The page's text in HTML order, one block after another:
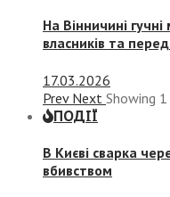
На Вінничині
власників та
17.03.2026
Prev Next Showing 1
ПОДІЇ
В Києві сварка
вбивством